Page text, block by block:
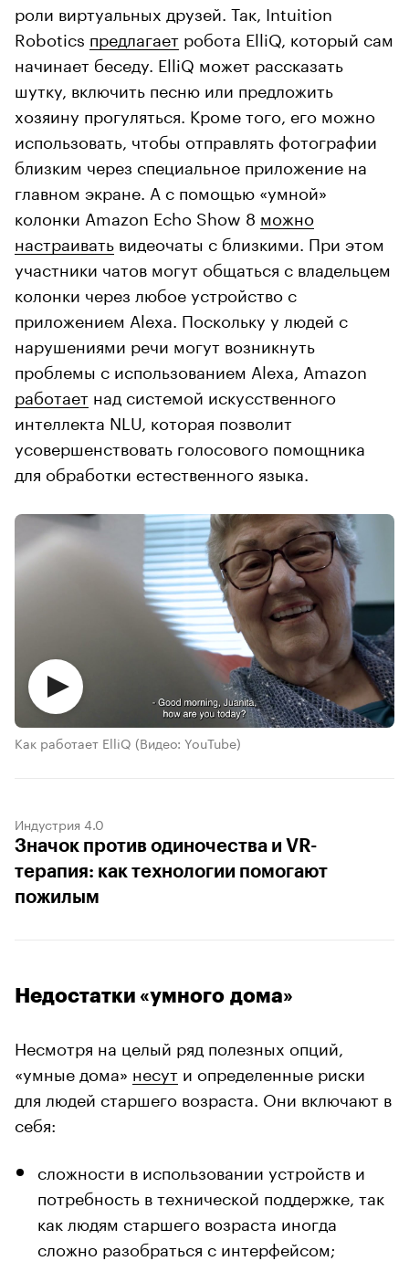
роли виртуальных друзей. Так, Intuition
Robotics предлагает робота ElliQ, который сам
начинает беседу. ElliQ может рассказать
шутку, включить песню или предложить
хозяину прогуляться. Кроме того, его можно
использовать, чтобы отправлять фотографии
близким через специальное приложение на
главном экране. А с помощью «умной»
колонки Amazon Echo Show 8 можно
настраивать видеочаты с близкими. При этом
участники чатов могут общаться с владельцем
колонки через любое устройство с
приложением Alexa. Поскольку у людей с
нарушениями речи могут возникнуть
проблемы с использованием Alexa, Amazon
работает над системой искусственного
интеллекта NLU, которая позволит
усовершенствовать голосового помощника
для обработки естественного языка.
Как работает ElliQ (Видео: YouTube)
Индустрия 4.0
Значок против одиночества и VR-
терапия: как технологии помогают
пожилым
Недостатки «умного дома»
Несмотря на целый ряд полезных опций,
«умные дома» несут и определенные риски
для людей старшего возраста. Они включают в
себя:
сложности в использовании устройств и
потребность в технической поддержке, так
как людям старшего возраста иногда
сложно разобраться с интерфейсом;